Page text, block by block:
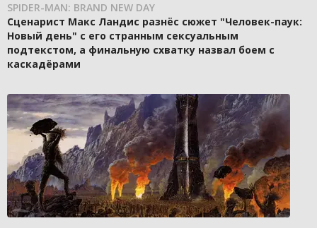
SPIDER-MAN: BRAND NEW DAY
Сценарист Макс Ландис разнёс сюжет "Человек-паук:
Новый день" с его странным сексуальным
подтекстом, а финальную схватку назвал боем с
каскадёрами